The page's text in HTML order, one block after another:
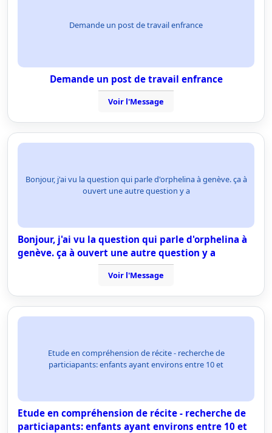
Demande un post de travail enfrance
Demande un post de travail enfrance
Voir l'Message
Bonjour, j'ai vu la question qui parle d'orphelina à genève. ça à
ouvert une autre question y a
Bonjour, j'ai vu la question qui parle d'orphelina à
genève. ça à ouvert une autre question y a
Voir l'Message
Etude en compréhension de récite - recherche de
particiapants: enfants ayant environs entre 10 et
Etude en compréhension de récite - recherche de
particiapants: enfants ayant environs entre 10 et